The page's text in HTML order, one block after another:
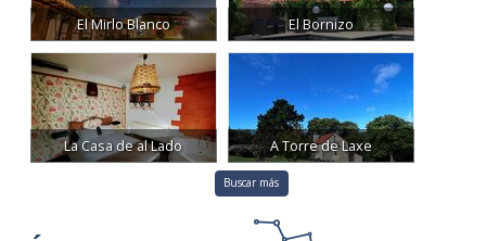
El Mirlo Blanco El Bornizo
La Casa de al Lado A Torre de Laxe
Buscar más